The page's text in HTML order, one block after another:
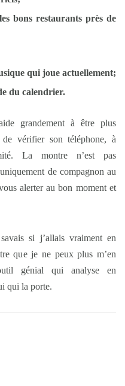
bons restaurants près de
qui joue actuellement;
du calendrier.
grandement à être plus
vérifier son téléphone, à
La montre n’est pas
de compagnon au
alerter au bon moment et
si j’allais vraiment en
que je ne peux plus m’en
génial qui analyse en
qui la porte.